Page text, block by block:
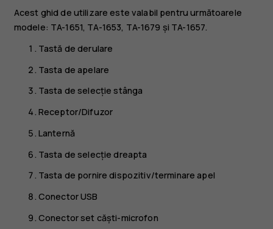
Acest ghid de utilizare este valabil pentru următoarele
modele: TA-1651, TA-1653, TA-1679 și TA-1657.
Tastă de derulare
Tasta de apelare
Tasta de selecție stânga
Receptor/Difuzor
Lanternă
Tasta de selecție dreapta
Tasta de pornire dispozitiv/terminare apel
Conector USB
Conector set căști-microfon